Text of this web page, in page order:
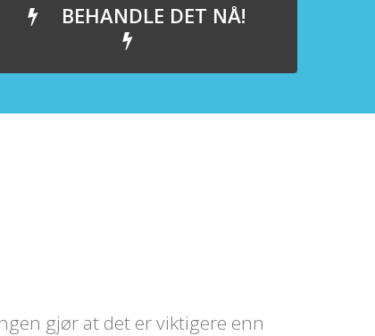
BEHANDLE DET NÅ!
gjør at det er viktigere enn